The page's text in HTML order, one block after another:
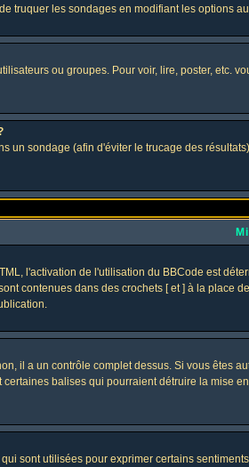
truquer les sondages en modifiant les options
ou groupes. Pour voir, lire, poster, etc.
un sondage (afin d'éviter le trucage des
l'activation de l'utilisation du BBCode est
contenues dans des crochets [ et ] à la place
il a un contrôle complet dessus. Si vous êtes
balises qui pourraient détruire la mise
sont utilisées pour exprimer certains